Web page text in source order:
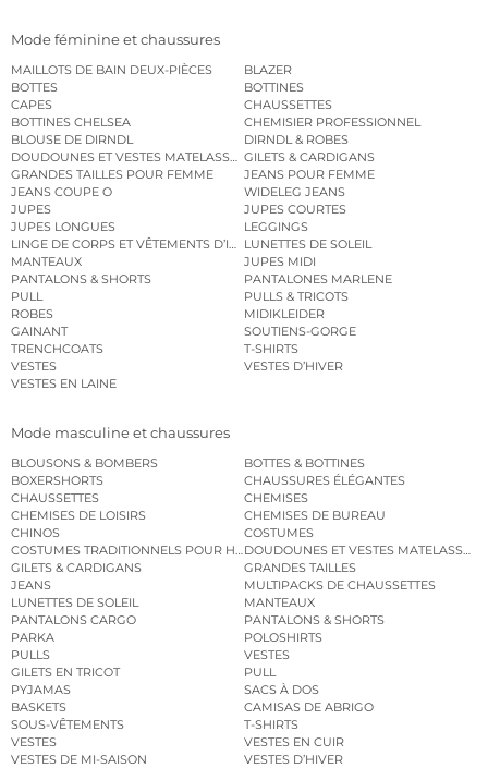
Mode féminine et chaussures
MAILLOTS DE BAIN DEUX-PIÈCES
BLAZER
BOTTES
BOTTINES
CAPES
CHAUSSETTES
BOTTINES CHELSEA
CHEMISIER PROFESSIONNEL
BLOUSE DE DIRNDL
DIRNDL & ROBES
DOUDOUNES ET VESTES MATELASSÉESGILETS & CARDIGANS
GRANDES TAILLES POUR FEMME
JEANS POUR FEMME
JEANS COUPE O
WIDELEG JEANS
JUPES
JUPES COURTES
JUPES LONGUES
LEGGINGS
LINGE DE CORPS ET VÊTEMENTS D’INTÉRIEURLUNETTES DE SOLEIL
MANTEAUX
JUPES MIDI
PANTALONS & SHORTS
PANTALONES MARLENE
PULL
PULLS & TRICOTS
ROBES
MIDIKLEIDER
GAINANT
SOUTIENS-GORGE
TRENCHCOATS
T-SHIRTS
VESTES
VESTES D’HIVER
VESTES EN LAINE
Mode masculine et chaussures
BLOUSONS & BOMBERS
BOTTES & BOTTINES
BOXERSHORTS
CHAUSSURES ÉLÉGANTES
CHAUSSETTES
CHEMISES
CHEMISES DE LOISIRS
CHEMISES DE BUREAU
CHINOS
COSTUMES
COSTUMES TRADITIONNELS POUR HOMMEDOUDOUNES ET VESTES MATELASSÉES
GILETS & CARDIGANS
GRANDES TAILLES
JEANS
MULTIPACKS DE CHAUSSETTES
LUNETTES DE SOLEIL
MANTEAUX
PANTALONS CARGO
PANTALONS & SHORTS
PARKA
POLOSHIRTS
PULLS
VESTES
GILETS EN TRICOT
PULL
PYJAMAS
SACS À DOS
BASKETS
CAMISAS DE ABRIGO
SOUS-VÊTEMENTS
T-SHIRTS
VESTES
VESTES EN CUIR
VESTES DE MI-SAISON
VESTES D’HIVER